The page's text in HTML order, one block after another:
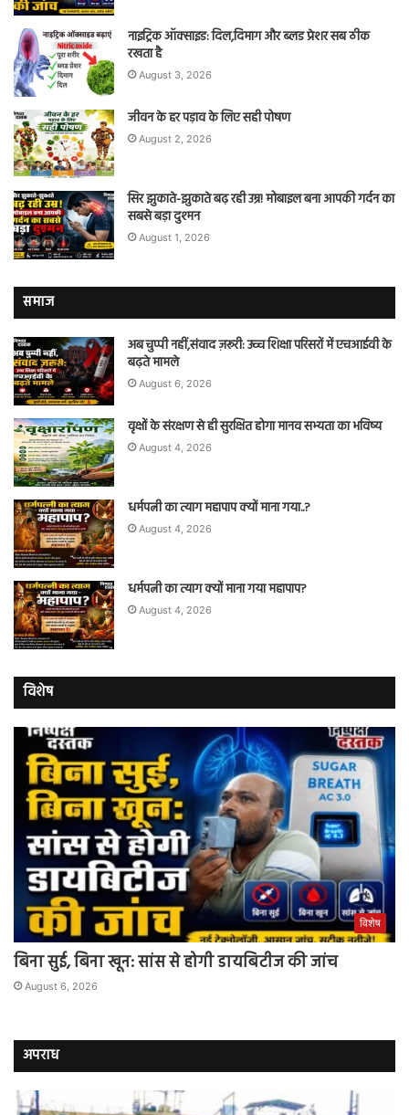
नाइट्रिक ऑक्साइड: दिल,दिमाग और ब्लड प्रेशर सब ठीक
रखता है
August 3, 2026
जीवन के हर पड़ाव के लिए सही पोषण
August 2, 2026
सिर झुकाते-झुकाते बढ़ रही उम्र! मोबाइल बना आपकी गर्दन का
सबसे बड़ा दुश्मन
August 1, 2026
समाज
अब चुप्पी नहीं,संवाद ज़रूरी: उच्च शिक्षा परिसरों में एचआईवी के
बढ़ते मामले
August 6, 2026
वृक्षों के संरक्षण से ही सुरक्षित होगा मानव सभ्यता का भविष्य
August 4, 2026
धर्मपत्नी का त्याग महापाप क्यों माना गया..?
August 4, 2026
धर्मपत्नी का त्याग क्यों माना गया महापाप?
August 4, 2026
विशेष
विशेष
बिना सुई, बिना खून: सांस से होगी डायबिटीज की जांच
August 6, 2026
अपराध